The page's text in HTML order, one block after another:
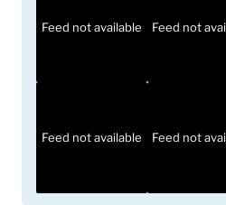
Feed not available Feed not
Feed not available Feed not